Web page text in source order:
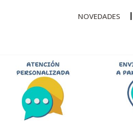
NOVEDADES